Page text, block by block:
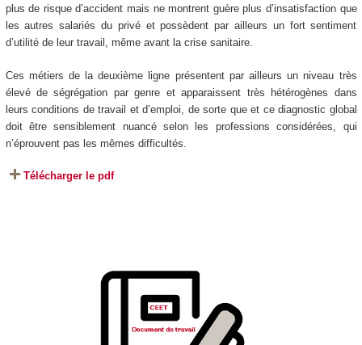
plus de risque d’accident mais ne montrent guère plus d’insatisfaction que
les autres salariés du privé et possèdent par ailleurs un fort sentiment
d’utilité de leur travail, même avant la crise sanitaire.
Ces métiers de la deuxième ligne présentent par ailleurs un niveau très
élevé de ségrégation par genre et apparaissent très hétérogènes dans
leurs conditions de travail et d’emploi, de sorte que et ce diagnostic global
doit être sensiblement nuancé selon les professions considérées, qui
n’éprouvent pas les mêmes difficultés.
Télécharger le pdf